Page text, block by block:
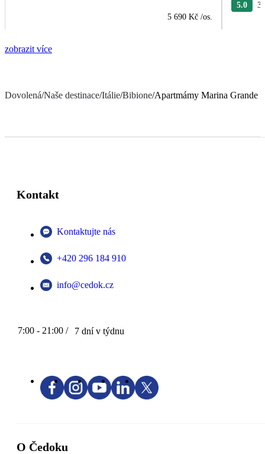
5 690 Kč /os.
5.0 3
zobrazit více
Dovolená/Naše destinace/Itálie/Bibione/Apartmámy Marina Grande
Kontakt
Kontaktujte nás
+420 296 184 910
info@cedok.cz
7:00 - 21:00 / 7 dní v týdnu
O Čedoku